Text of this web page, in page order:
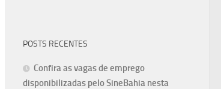
POSTS RECENTES
Confira as vagas de emprego
disponibilizadas pelo SineBahia nesta